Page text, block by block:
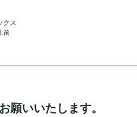
除してからご送信ください。 【概要】●●の●●についてお願い
クス
前
願いいたします。